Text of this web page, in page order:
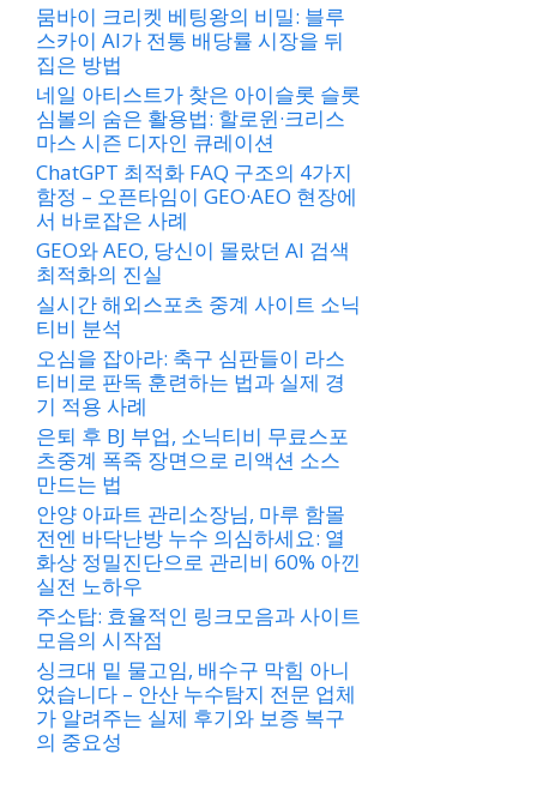
뭄바이 크리켓 베팅왕의 비밀: 블루
스카이 AI가 전통 배당률 시장을 뒤
집은 방법
네일 아티스트가 찾은 아이슬롯 슬롯
심볼의 숨은 활용법: 할로윈·크리스
마스 시즌 디자인 큐레이션
ChatGPT 최적화 FAQ 구조의 4가지
함정 – 오픈타임이 GEO·AEO 현장에
서 바로잡은 사례
GEO와 AEO, 당신이 몰랐던 AI 검색
최적화의 진실
실시간 해외스포츠 중계 사이트 소닉
티비 분석
오심을 잡아라: 축구 심판들이 라스
티비로 판독 훈련하는 법과 실제 경
기 적용 사례
은퇴 후 BJ 부업, 소닉티비 무료스포
츠중계 폭죽 장면으로 리액션 소스
만드는 법
안양 아파트 관리소장님, 마루 함몰
전엔 바닥난방 누수 의심하세요: 열
화상 정밀진단으로 관리비 60% 아낀
실전 노하우
주소탑: 효율적인 링크모음과 사이트
모음의 시작점
싱크대 밑 물고임, 배수구 막힘 아니
었습니다 – 안산 누수탐지 전문 업체
가 알려주는 실제 후기와 보증 복구
의 중요성